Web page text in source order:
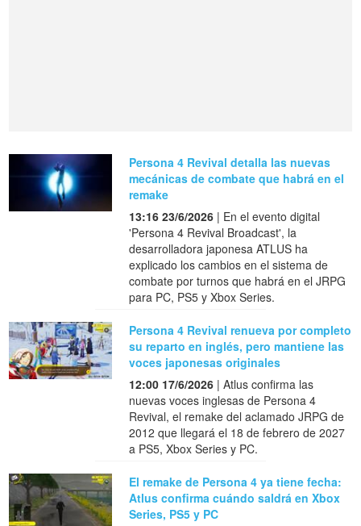
Persona 4 Revival detalla las nuevas
mecánicas de combate que habrá en el
remake
13:16 23/6/2026 | En el evento digital
'Persona 4 Revival Broadcast', la
desarrolladora japonesa ATLUS ha
explicado los cambios en el sistema de
combate por turnos que habrá en el JRPG
para PC, PS5 y Xbox Series.
Persona 4 Revival renueva por completo
su reparto en inglés, pero mantiene las
voces japonesas originales
12:00 17/6/2026 | Atlus confirma las
nuevas voces inglesas de Persona 4
Revival, el remake del aclamado JRPG de
2012 que llegará el 18 de febrero de 2027
a PS5, Xbox Series y PC.
El remake de Persona 4 ya tiene fecha:
Atlus confirma cuándo saldrá en Xbox
Series, PS5 y PC